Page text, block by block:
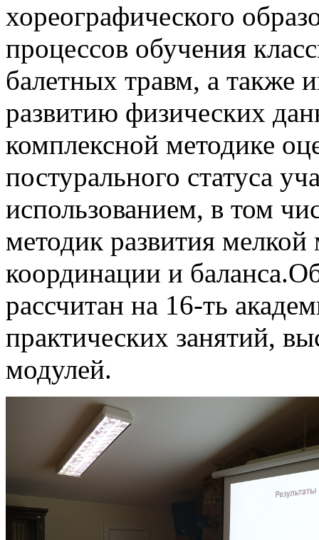
хореографического
процессов обучения
балетных травм, а также
развитию физических
комплексной методике
постурального статуса
использованием, в том
методик развития
координации и
рассчитан на 16-ть
практических занятий,
модулей.